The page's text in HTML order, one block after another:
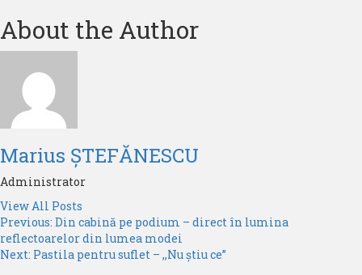
About the Author
Marius ȘTEFĂNESCU
Administrator
View All Posts
Post
navigation
Previous: Din cabină pe podium – direct în lumina
reflectoarelor din lumea modei
Next: Pastila pentru suflet – ,,Nu știu ce”